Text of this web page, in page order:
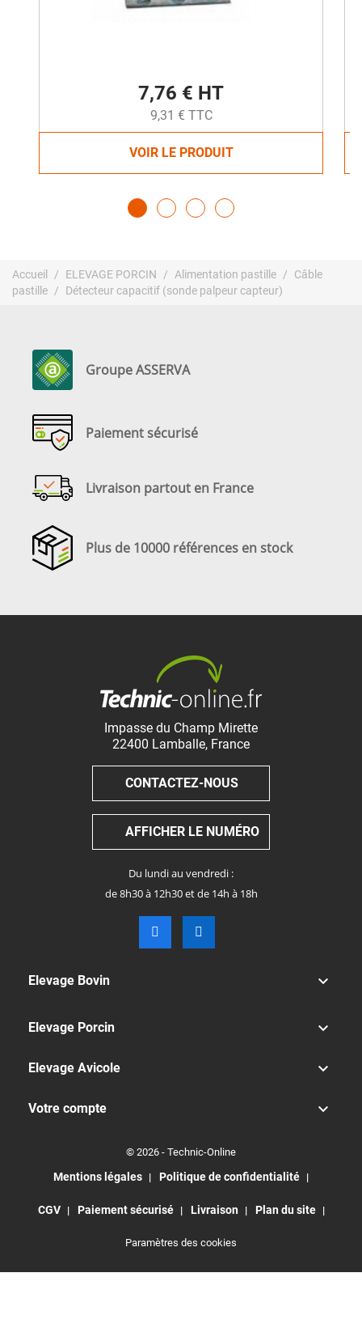
7,76 € HT
9,31 € TTC
VOIR LE PRODUIT
Accueil ELEVAGE PORCIN Alimentation pastille
Câble
pastille
Détecteur capacitif (sonde palpeur capteur)
Groupe ASSERVA
Paiement sécurisé
Livraison partout en France
Plus de 10000 références en stock
Impasse du Champ Mirette
22400 Lamballe, France
CONTACTEZ-NOUS
AFFICHER LE NUMÉRO
Du lundi au vendredi :
de 8h30 à 12h30 et de 14h à 18h
Elevage Bovin 
Elevage Porcin 
Elevage Avicole 
Votre compte 
© 2026 - Technic-Online
Mentions légales Politique de confidentialité
CGV Paiement sécurisé Livraison Plan du site
Paramètres des cookies